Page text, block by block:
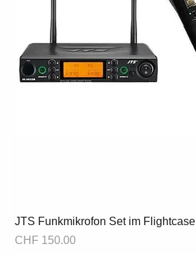
JTS Funkmikrofon Set im Flightcase
Preis
CHF 150.00